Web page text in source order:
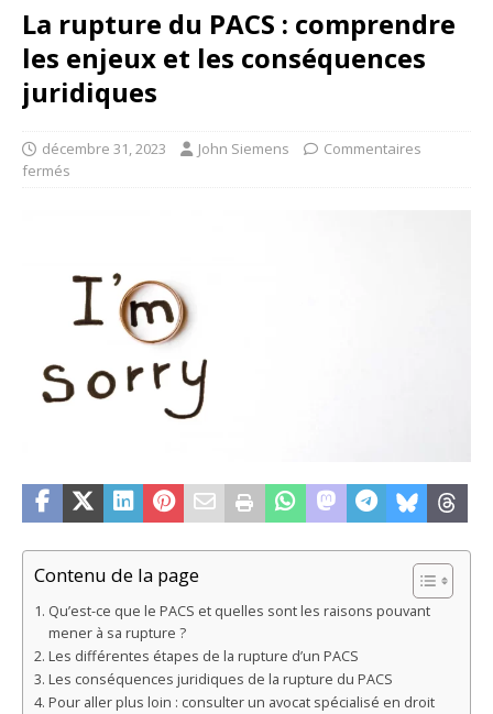
La rupture du PACS : comprendre
les enjeux et les conséquences
juridiques
décembre 31, 2023 John Siemens
Commentaires
fermés
Contenu de la page
Qu’est-ce que le PACS et quelles sont les raisons pouvant
mener à sa rupture ?
Les différentes étapes de la rupture d’un PACS
Les conséquences juridiques de la rupture du PACS
Pour aller plus loin : consulter un avocat spécialisé en droit